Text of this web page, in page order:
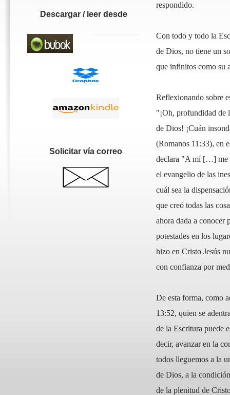
respondido.
Con todo y todo la
de Dios, no tiene un
que infinitos como su
Reflexionando sobre
"¡Oh, profundidad de
de Dios! ¡Cuán
(Romanos 11:33), en
declara "A mí […] me
el evangelio de las
cuál sea la
que creó todas las
ahora dada a conocer
potestades en los
hizo en Cristo Jesús
con confianza por
De esta forma, como
13:52, quien se
de la Escritura puede
decir, avanzar en la
todos lleguemos a la
de Dios, a la
de la plenitud de
Descargar / leer desde
Solicitar vía correo